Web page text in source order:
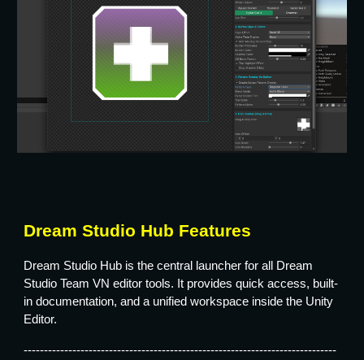
Dream Studio Hub Features
Dream Studio Hub is the central launcher for all Dream
Studio Team VN editor tools. It provides quick access, built-
in documentation, and a unified workspace inside the Unity
Editor.
-----------------------------------------------------------------------------